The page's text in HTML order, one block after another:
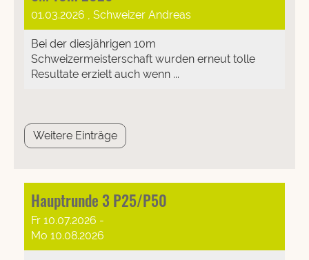
01.03.2026 , Schweizer Andreas
Bei der diesjährigen 10m
Schweizermeisterschaft wurden erneut tolle
Resultate erzielt auch wenn ...
Weitere Einträge
Hauptrunde 3 P25/P50
Fr 10.07.2026 -
Mo 10.08.2026